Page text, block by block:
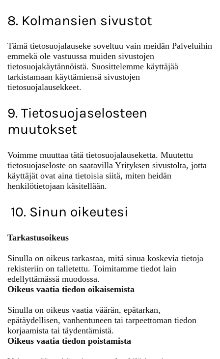
8. Kolmansien sivustot
Tämä tietosuojalauseke soveltuu vain meidän Palveluihin
emmekä ole vastuussa muiden sivustojen
tietosuojakäytännöistä. Suosittelemme käyttäjää
tarkistamaan käyttämiensä sivustojen
tietosuojalausekkeet.
9. Tietosuojaselosteen
muutokset
Voimme muuttaa tätä tietosuojalauseketta. Muutettu
tietosuojaseloste on saatavilla Yrityksen sivustolta, jotta
käyttäjät ovat aina tietoisia siitä, miten heidän
henkilötietojaan käsitellään.
10. Sinun oikeutesi
Tarkastusoikeus
Sinulla on oikeus tarkastaa, mitä sinua koskevia tietoja
rekisteriin on talletettu. Toimitamme tiedot lain
edellyttämässä muodossa.
Oikeus vaatia tiedon oikaisemista
Sinulla on oikeus vaatia väärän, epätarkan,
epätäydellisen, vanhentuneen tai tarpeettoman tiedon
korjaamista tai täydentämistä.
Oikeus vaatia tiedon poistamista